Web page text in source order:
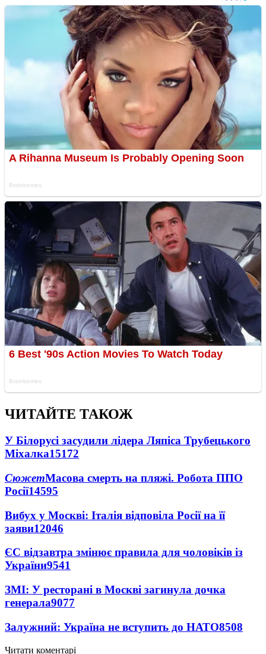
ЧИТАЙТЕ ТАКОЖ
У Білорусі засудили лідера Ляпіса Трубецького
Міхалка15172
СюжетМасова смерть на пляжі. Робота ППО
Росії14595
Вибух у Москві: Італія відповіла Росії на її
заяви12046
ЄС відзавтра змінює правила для чоловіків із
України9541
ЗМІ: У ресторані в Москві загинула дочка
генерала9077
Залужний: Україна не вступить до НАТО8508
Читати коментарі